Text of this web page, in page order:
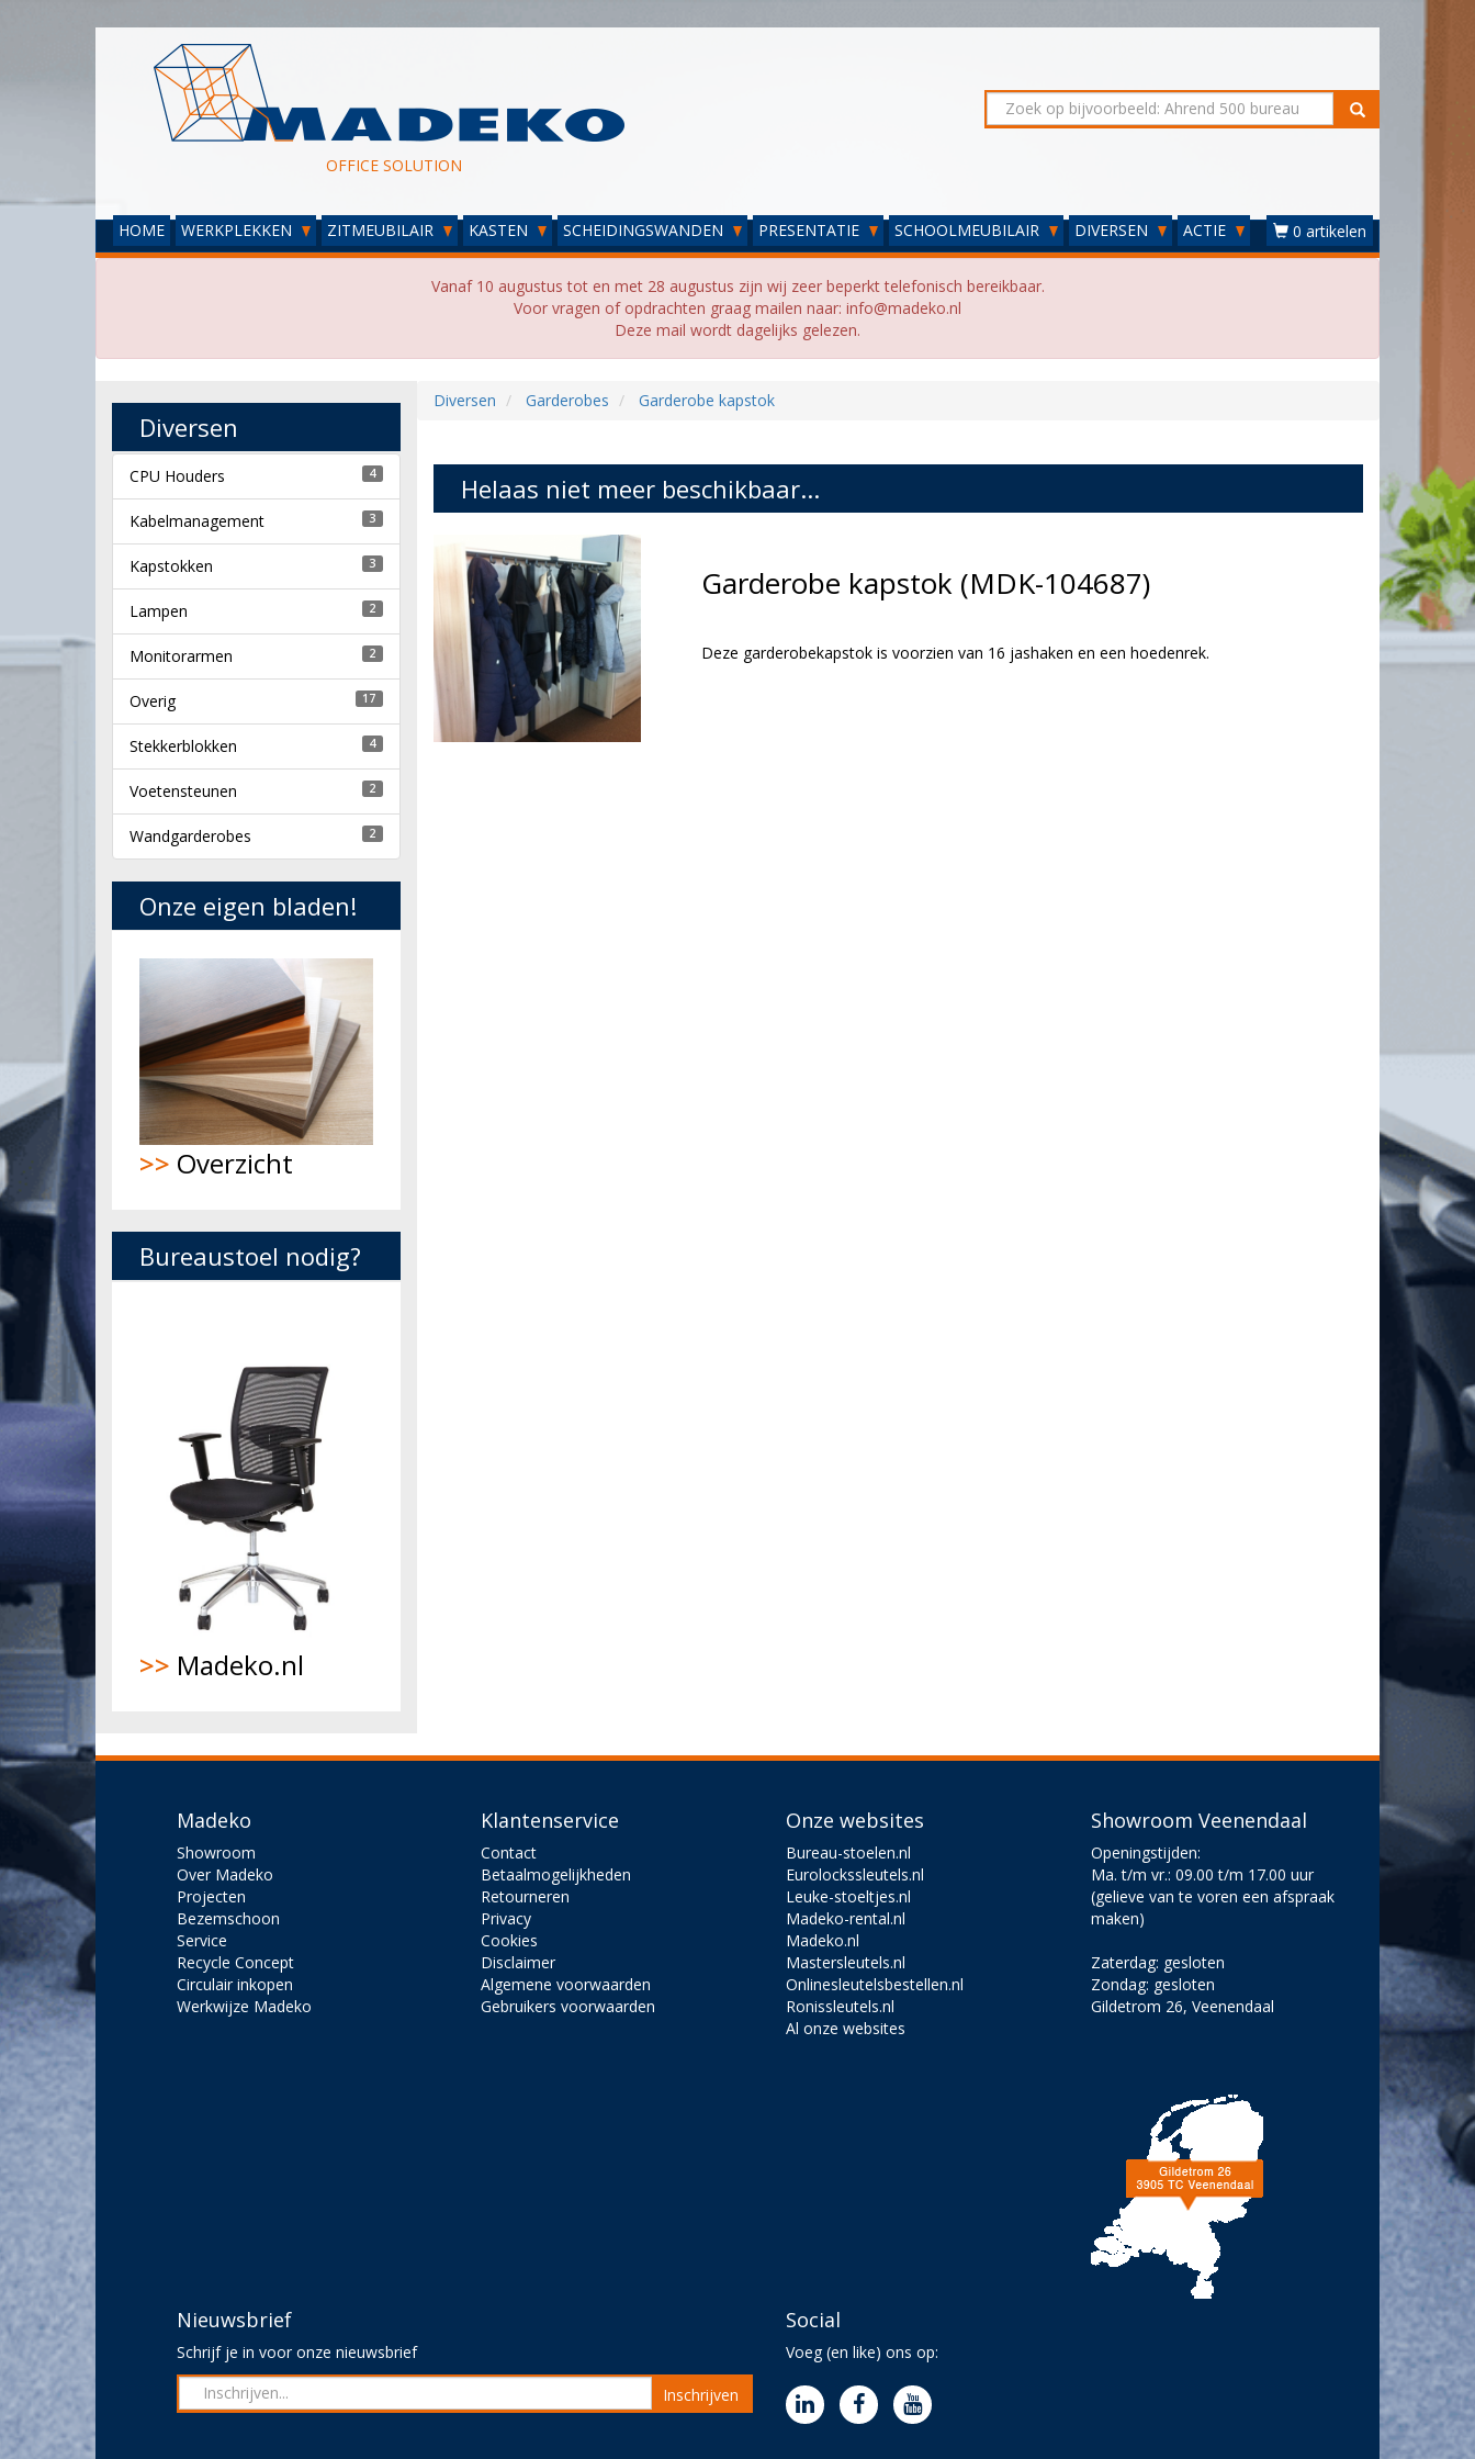
OFFICE SOLUTION
HOME WERKPLEKKEN ZITMEUBILAIR KASTEN SCHEIDINGSWANDEN PRESENTATIE SCHOOLMEUBILAIR DIVERSEN ACTIE 0 artikelen
Vanaf 10 augustus tot en met 28 augustus zijn wij zeer beperkt telefonisch bereikbaar.
Voor vragen of opdrachten graag mailen naar: info@madeko.nl
Deze mail wordt dagelijks gelezen.
Diversen Garderobes Garderobe kapstok
Helaas niet meer beschikbaar...
Garderobe kapstok (MDK-104687)
Deze garderobekapstok is voorzien van 16 jashaken en een hoedenrek.
Diversen
CPU Houders 4
Kabelmanagement 3
Kapstokken 3
Lampen 2
Monitorarmen 2
Overig 17
Stekkerblokken 4
Voetensteunen 2
Wandgarderobes 2
Onze eigen bladen!
>> Overzicht
Bureaustoel nodig?
>> Madeko.nl
Madeko
Showroom
Over Madeko
Projecten
Bezemschoon
Service
Recycle Concept
Circulair inkopen
Werkwijze Madeko
Klantenservice
Contact
Betaalmogelijkheden
Retourneren
Privacy
Cookies
Disclaimer
Algemene voorwaarden
Gebruikers voorwaarden
Onze websites
Bureau-stoelen.nl
Eurolockssleutels.nl
Leuke-stoeltjes.nl
Madeko-rental.nl
Madeko.nl
Mastersleutels.nl
Onlinesleutelsbestellen.nl
Ronissleutels.nl
Al onze websites
Showroom Veenendaal
Openingstijden:
Ma. t/m vr.: 09.00 t/m 17.00 uur
(gelieve van te voren een afspraak
maken)
Zaterdag: gesloten
Zondag: gesloten
Gildetrom 26, Veenendaal
Nieuwsbrief
Schrijf je in voor onze nieuwsbrief
Inschrijven
Social
Voeg (en like) ons op: